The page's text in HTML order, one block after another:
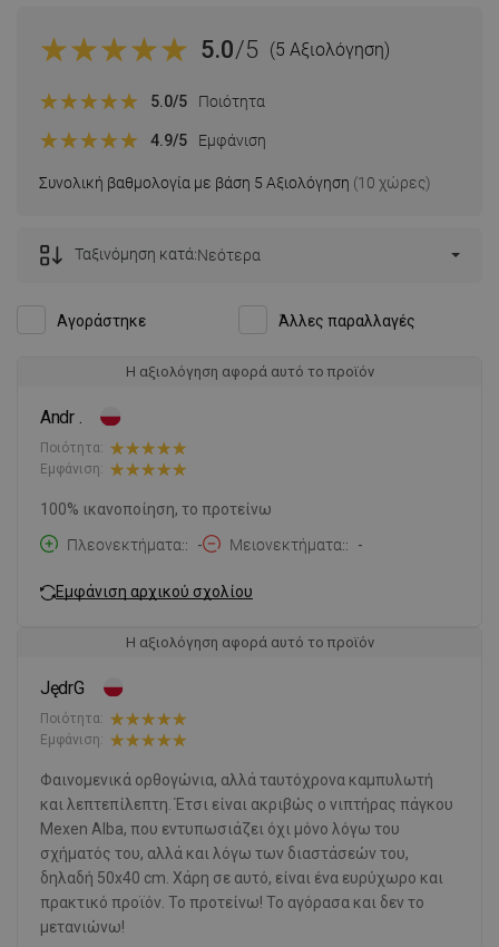
5.0/5 (5 Αξιολόγηση)
Συνολική βαθμολογία με βάση 5 Αξιολόγηση (10 χώρες)
5.0/5 Ποιότητα
4.9/5 Εμφάνιση
Αγοράστηκε Άλλες παραλλαγές
Ταξινόμηση κατά:Νεότερα
Η αξιολόγηση αφορά αυτό το προϊόν
Andr .
Ποιότητα:
Εμφάνιση:
100% ικανοποίηση, το προτείνω
Πλεονεκτήματα:
- Μειονεκτήματα: -
Εμφάνιση αρχικού σχολίου
Η αξιολόγηση αφορά αυτό το προϊόν
JędrG
Ποιότητα:
Εμφάνιση:
Φαινομενικά ορθογώνια, αλλά ταυτόχρονα καμπυλωτή
και λεπτεπίλεπτη. Έτσι είναι ακριβώς ο νιπτήρας πάγκου
Mexen Alba, που εντυπωσιάζει όχι μόνο λόγω του
σχήματός του, αλλά και λόγω των διαστάσεών του,
δηλαδή 50x40 cm. Χάρη σε αυτό, είναι ένα ευρύχωρο και
πρακτικό προϊόν. Το προτείνω! Το αγόρασα και δεν το
μετανιώνω!